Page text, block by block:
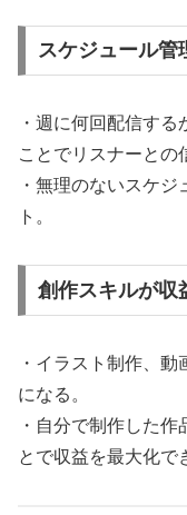
スケジュール管
・週に何回配信す
ことでリスナーとの
・無理のないスケ
ト。
創作スキルが収
・イラスト制作、
になる。
・自分で制作した
とで収益を最大化で